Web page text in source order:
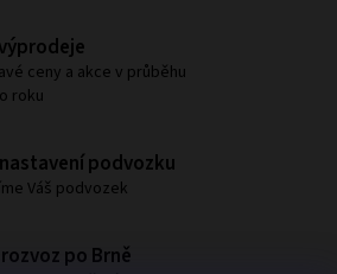
ceny a akce v průběhu
roku
podvozku
Váš podvozek
po Brně